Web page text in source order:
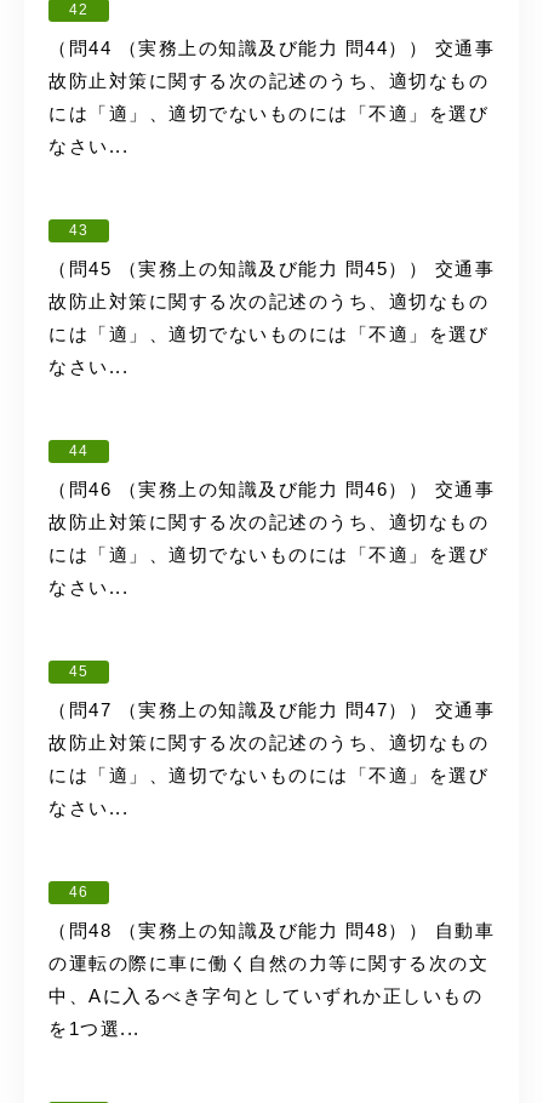
42
（問44 （実務上の知識及び能力 問44）） 交通事
故防止対策に関する次の記述のうち、適切なもの
には「適」、適切でないものには「不適」を選び
なさい...
43
（問45 （実務上の知識及び能力 問45）） 交通事
故防止対策に関する次の記述のうち、適切なもの
には「適」、適切でないものには「不適」を選び
なさい...
44
（問46 （実務上の知識及び能力 問46）） 交通事
故防止対策に関する次の記述のうち、適切なもの
には「適」、適切でないものには「不適」を選び
なさい...
45
（問47 （実務上の知識及び能力 問47）） 交通事
故防止対策に関する次の記述のうち、適切なもの
には「適」、適切でないものには「不適」を選び
なさい...
46
（問48 （実務上の知識及び能力 問48）） 自動車
の運転の際に車に働く自然の力等に関する次の文
中、Aに入るべき字句としていずれか正しいもの
を1つ選...